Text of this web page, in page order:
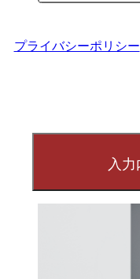
プライバシーポリシー